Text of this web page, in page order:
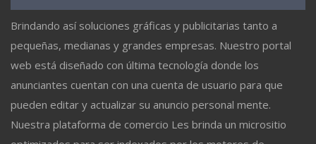
Brindando así soluciones gráficas y publicitarias tanto a
pequeñas, medianas y grandes empresas. Nuestro portal
web está diseñado con última tecnología donde los
anunciantes cuentan con una cuenta de usuario para que
pueden editar y actualizar su anuncio personal mente.
Nuestra plataforma de comercio Les brinda un micrositio